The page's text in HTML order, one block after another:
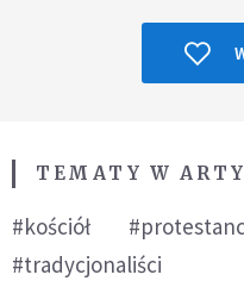
TEMATY W
#kościół
#tradycjonaliści